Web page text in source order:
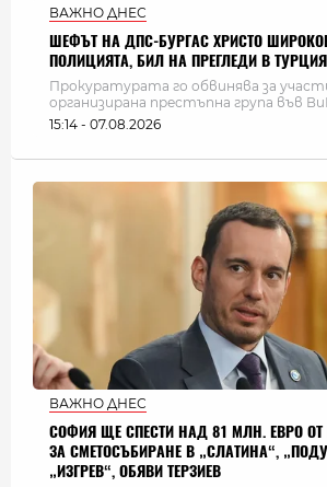
ВАЖНО ДНЕС
ШЕФЪТ НА ДПС-БУРГАС ХРИСТО
ПОЛИЦИЯТА, БИЛ НА ПРЕГЛЕДИ В ТУРЦИЯ
Прокуратурата го обвинява за
организирана престъпна група във
15:14 - 07.08.2026
ВАЖНО ДНЕС
СОФИЯ ЩЕ СПЕСТИ НАД 81 МЛН. ЕВРО
ЗА СМЕТОСЪБИРАНЕ В „СЛАТИНА“,
„ИЗГРЕВ“, ОБЯВИ ТЕРЗИЕВ